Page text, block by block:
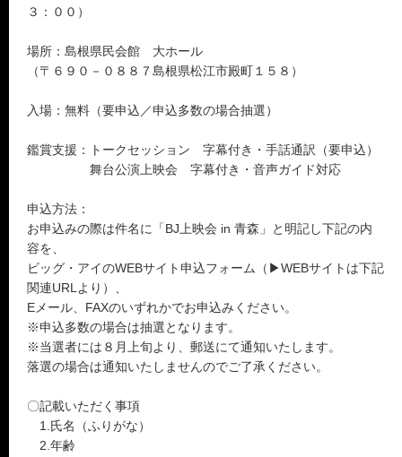
３：００）
場所：島根県民会館 大ホール
（〒６９０－０８８７島根県松江市殿町１５８）
入場：無料（要申込／申込多数の場合抽選）
鑑賞支援：トークセッション 字幕付き・手話通訳（要申込）
舞台公演上映会 字幕付き・音声ガイド対応
申込方法：
お申込みの際は件名に「BJ上映会 in 青森」と明記し下記の内
容を、
ビッグ・アイのWEBサイト申込フォーム（▶WEBサイトは下記
関連URLより）、
Eメール、FAXのいずれかでお申込みください。
※申込多数の場合は抽選となります。
※当選者には８月上旬より、郵送にて通知いたします。
落選の場合は通知いたしませんのでご了承ください。
〇記載いただく事項
1.氏名（ふりがな）
2.年齢